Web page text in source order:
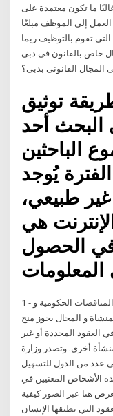
ما تكون معتمدة على
إلى الموظف مبلغًا
التي تقوم بالتوظيف ربما
خاص بالقانون فى دبى
القانونى بدبى؟
توثيق
البحث أحد
الباحثين
يُوجد
طبيعي،
هي
في الحصول
1 - شهادة التصنيف تساعدك علي الدخول في المناقصات الحكومية و
و المجال يجوز منح
العقود المحددة أو غير
أخرى. وتصدر وزارة
عدد من الدول للتسهيل
الأشخاص المعنيين في
هنا عبر الصور كيفية
التي يطبقها الإنسان